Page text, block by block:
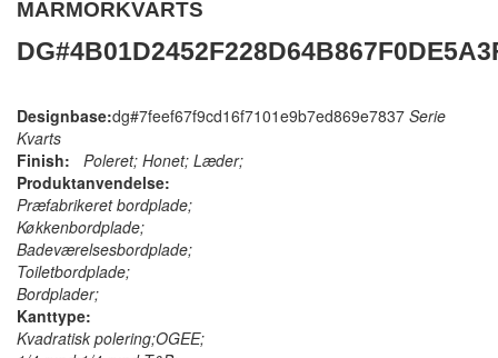
MARMORKVARTS
Designbase:dg#7feef67f9cd16f7101e9b7ed869e7837 Serie
Kvarts
Finish:
Poleret; Honet; Læder;
Produktanvendelse:
Præfabrikeret bordplade;
Køkkenbordplade;
Badeværelsesbordplade;
Toiletbordplade;
Bordplader;
Kanttype:
Kvadratisk polering;OGEE;